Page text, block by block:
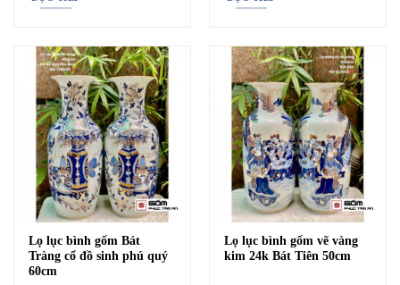
Lọ hoa thờ thuận buồm xuôi gió
Bình hoa thờ tam đa phúc lộc thọ
Lọ lục bình gốm Bát
Tràng cổ đồ sinh phú quý
60cm
Lọ lục bình gốm vẽ vàng
kim 24k Bát Tiên 50cm